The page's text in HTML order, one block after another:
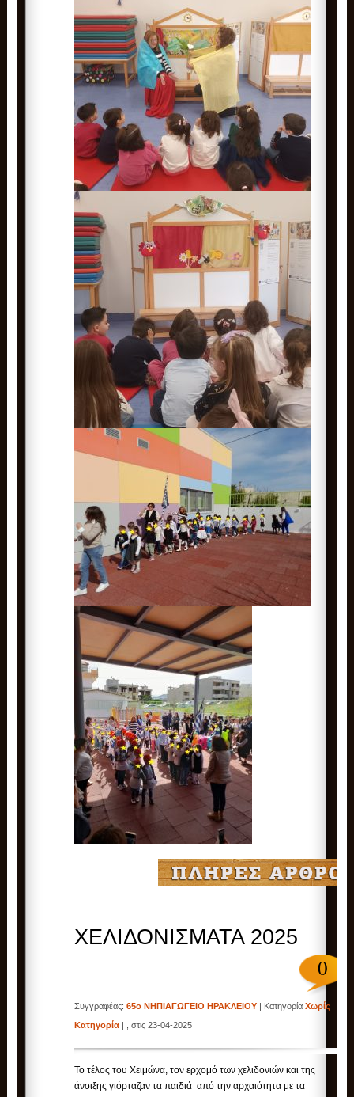
ΧΕΛΙΔΟΝΙΣΜΑΤΑ 2025
0
Συγγραφέας:65ο ΝΗΠΙΑΓΩΓΕΙΟ ΗΡΑΚΛΕΙΟΥ | ΚατηγορίαΧωρίς
Κατηγορία | , στις 23-04-2025
Το τέλος του Χειμώνα, τον ερχομό των χελιδονιών και της
άνοιξης γιόρταζαν τα παιδιά από την αρχαιότητα με τα